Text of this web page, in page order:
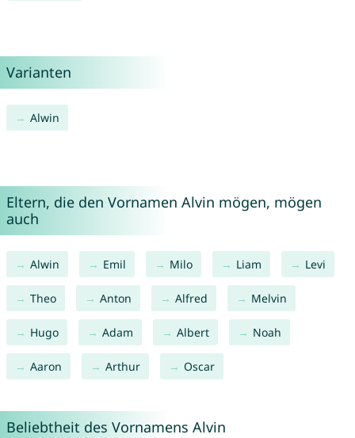
Varianten
Alwin
Eltern, die den Vornamen Alvin mögen, mögen
auch
Alwin Emil Milo Liam Levi
Theo Anton Alfred Melvin
Hugo Adam Albert Noah
Aaron Arthur Oscar
Beliebtheit des Vornamens Alvin